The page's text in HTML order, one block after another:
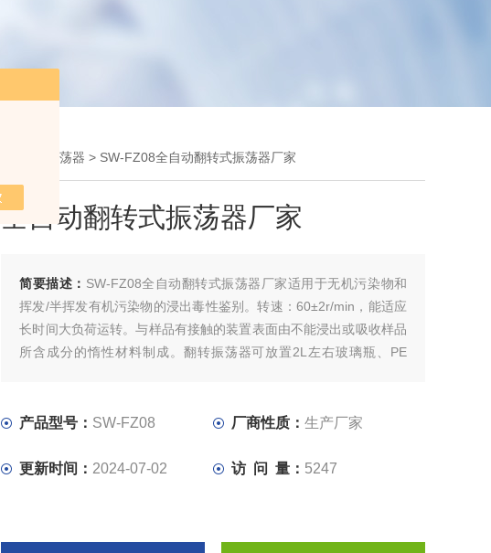
翻转振荡器 > SW-FZ08全自动翻转式振荡器厂家
全自动翻转式振荡器厂家
简要描述： SW-FZ08全自动翻转式振荡器厂家适用于无机污染物和
挥发/半挥发有机污染物的浸出毒性鉴别。转速：60±2r/min，能适应
长时间大负荷运转。与样品有接触的装置表面由不能浸出或吸收样品
所含成分的惰性材料制成。翻转振荡器可放置2L左右玻璃瓶、PE
产品型号： SW-FZ08 厂商性质：生产厂家
更新时间： 2024-07-02 访 问 量： 5247